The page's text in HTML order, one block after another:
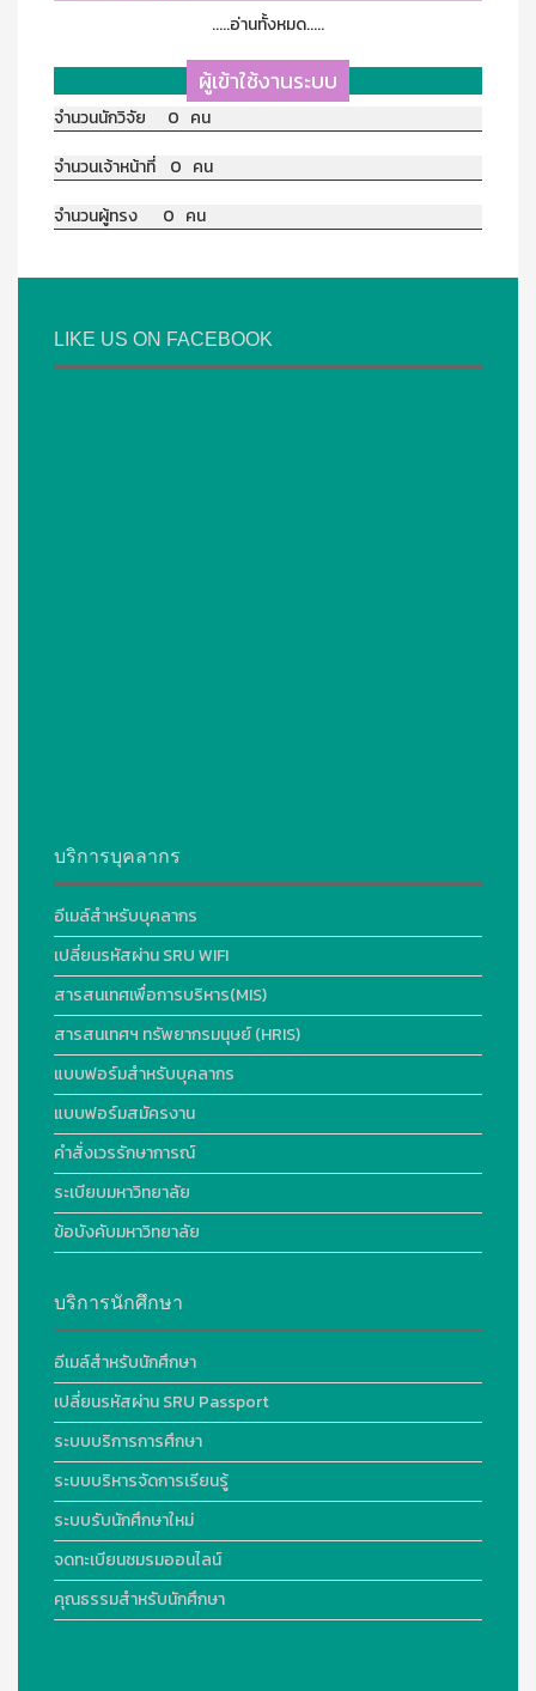
.....อ่านทั้งหมด.....
ผู้เข้าใช้งานระบบ
จำนวนนักวิจัย 0 คน
จำนวนเจ้าหน้าที่ 0 คน
จำนวนผู้ทรง 0 คน
LIKE US ON FACEBOOK
บริการบุคลากร
อีเมล์สำหรับบุคลากร
เปลี่ยนรหัสผ่าน SRU WIFI
สารสนเทศเพื่อการบริหาร(MIS)
สารสนเทศฯ ทรัพยากรมนุษย์ (HRIS)
แบบฟอร์มสำหรับบุคลากร
แบบฟอร์มสมัครงาน
คำสั่งเวรรักษาการณ์
ระเบียบมหาวิทยาลัย
ข้อบังคับมหาวิทยาลัย
บริการนักศึกษา
อีเมล์สำหรับนักศึกษา
เปลี่ยนรหัสผ่าน SRU Passport
ระบบบริการการศึกษา
ระบบบริหารจัดการเรียนรู้
ระบบรับนักศึกษาใหม่
จดทะเบียนชมรมออนไลน์
คุณธรรมสำหรับนักศึกษา